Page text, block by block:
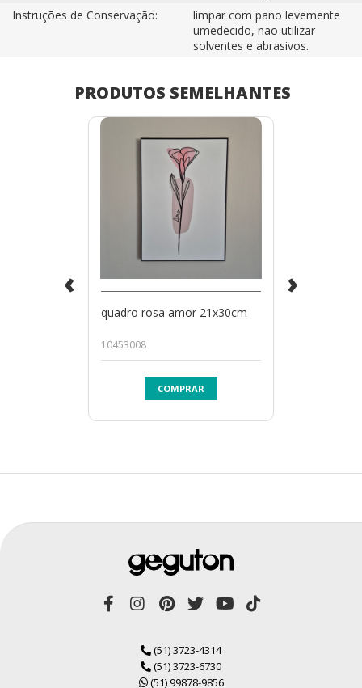
Instruções de Conservação:
limpar com pano levemente
umedecido, não utilizar
solventes e abrasivos.
PRODUTOS SEMELHANTES
quadro rosa amor 21x30cm
10453008
COMPRAR
‹ ›
(51) 3723-4314
(51) 3723-6730
(51) 99878-9856